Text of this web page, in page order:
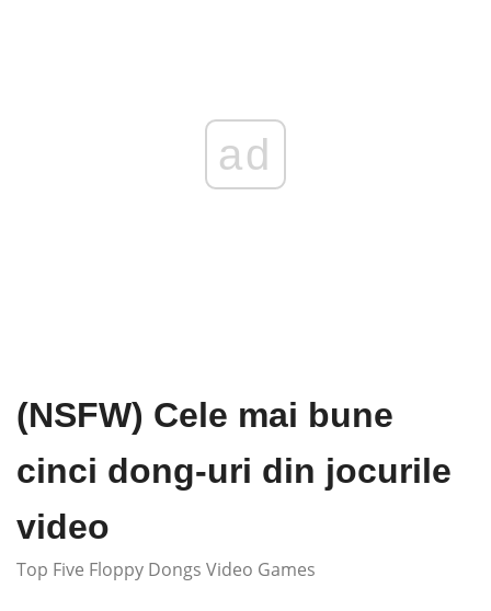
ad
(NSFW) Cele mai bune
cinci dong-uri din jocurile
video
Top Five Floppy Dongs Video Games